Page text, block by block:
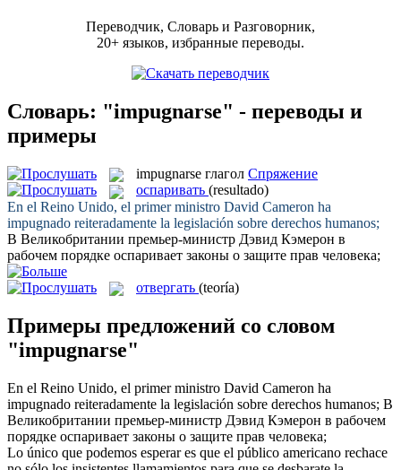
Переводчик, Словарь и Разговорник,
20+ языков, избранные переводы.
Словарь: "impugnarse" - переводы и
примеры
impugnarse глагол Спряжение
оспаривать (resultado)
En el Reino Unido, el primer ministro David Cameron ha
impugnado reiteradamente la legislación sobre derechos humanos;
В Великобритании премьер-министр Дэвид Кэмерон в
рабочем порядке оспаривает законы о защите прав человека;
отвергать (teoría)
Примеры предложений со словом
"impugnarse"
En el Reino Unido, el primer ministro David Cameron ha
impugnado reiteradamente la legislación sobre derechos humanos; В
Великобритании премьер-министр Дэвид Кэмерон в рабочем
порядке оспаривает законы о защите прав человека;
Lo único que podemos esperar es que el público americano rechace